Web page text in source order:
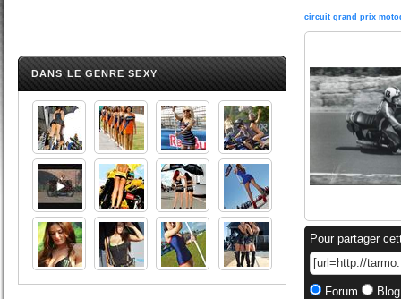
DANS LE GENRE SEXY
circuit grand prix
Pour partager
Forum